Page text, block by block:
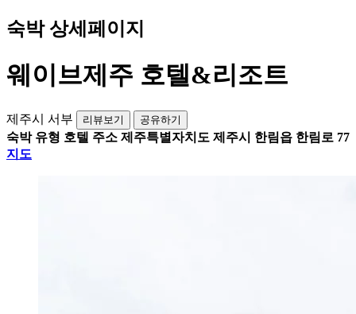
숙박 상세페이지
웨이브제주 호텔&리조트
제주시 서부 리뷰보기 공유하기
숙박 유형 호텔 주소 제주특별자치도 제주시 한림읍 한림로 77
지도